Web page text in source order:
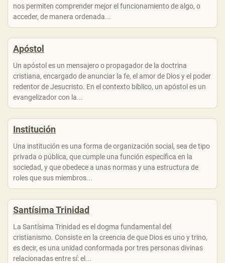
nos permiten comprender mejor el funcionamiento de algo, o
acceder, de manera ordenada...
Apóstol
Un apóstol es un mensajero o propagador de la doctrina
cristiana, encargado de anunciar la fe, el amor de Dios y el poder
redentor de Jesucristo. En el contexto bíblico, un apóstol es un
evangelizador con la...
Institución
Una institución es una forma de organización social, sea de tipo
privada o pública, que cumple una función específica en la
sociedad, y que obedece a unas normas y una estructura de
roles que sus miembros...
Santísima Trinidad
La Santísima Trinidad es el dogma fundamental del
cristianismo. Consiste en la creencia de que Dios es uno y trino,
es decir, es una unidad conformada por tres personas divinas
relacionadas entre sí: el...